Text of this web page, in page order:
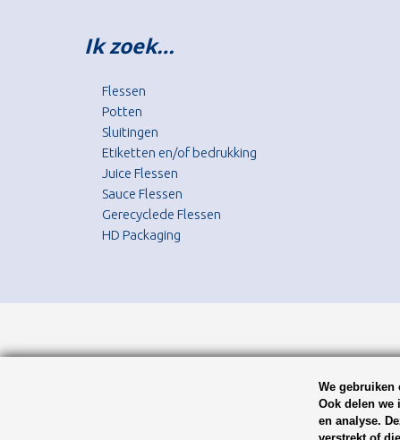
Ik zoek…
Flessen
Potten
Sluitingen
Etiketten en/of bedrukking
Juice Flessen
Sauce Flessen
Gerecyclede Flessen
HD Packaging
We gebruiken
Ook delen we
en analyse.